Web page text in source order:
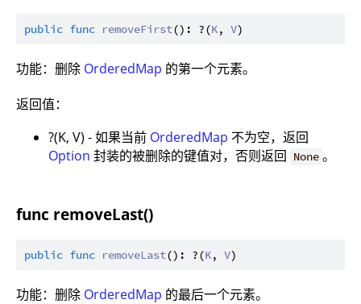
public func removeFirst(): ?(K, V
功能：删除 OrderedMap 的第一个元素。
返回值：
?(K, V) - 如果当前 OrderedMap 不为空，返回
Option 封装的被删除的键值对，否则返回 None 。
func removeLast()
public func removeLast(): ?(K, V
功能：删除 OrderedMap 的最后一个元素。